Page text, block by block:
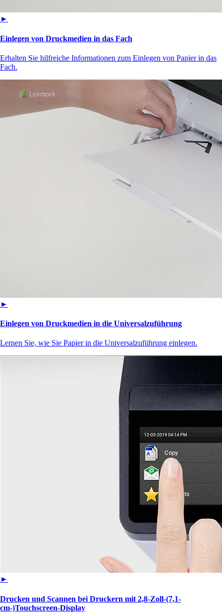
►
Einlegen von Druckmedien in das Fach
Erhalten Sie hilfreiche Informationen zum Einlegen von Papier in das
Fach.
►
Einlegen von Druckmedien in die Universalzuführung
Lernen Sie, wie Sie Papier in die Universalzuführung einlegen.
►
Drucken und Scannen bei Druckern mit 2,8-Zoll-(7,1-
cm-)Touchscreen‑Display